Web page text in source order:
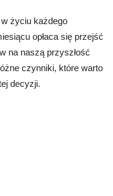
życiu każdego
opłaca się przejść
na naszą przyszłość
czynniki, które warto
decyzji.